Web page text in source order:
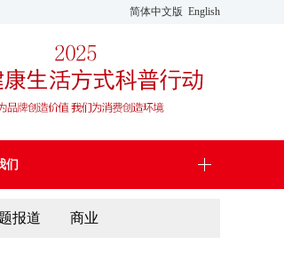
简体中文版 English
们
报道 商业